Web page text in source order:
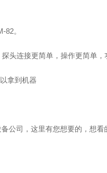
。
头连接更简单，操作更简单，
拿到机器
公司，这里有您想要的，想看